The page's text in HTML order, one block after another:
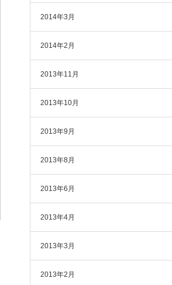
2014年3月
2014年2月
2013年11月
2013年10月
2013年9月
2013年8月
2013年6月
2013年4月
2013年3月
2013年2月